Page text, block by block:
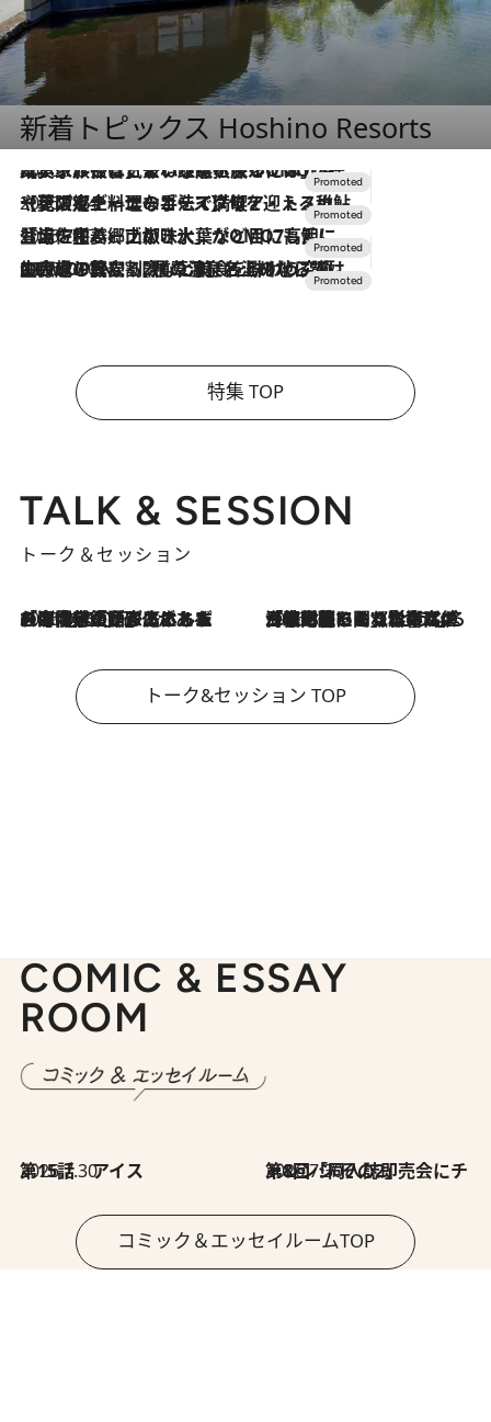
新着トピックス Hoshino Resorts
2026.7.31
【ホテル帰省】という選択肢をOMOが提案。家族とほどよい距離を保つには「昼は実家、夜は気兼ねなくホテルで！」
2026.7.24
【夏限定ディナーコース】旬を迎える稚鮎や花ズッキーニなどをイタリア・トスカーナの郷土料理の手法で満喫！
2026.7.17
「土佐和ハーブかき氷」がOMO7高知に登場！生姜、山椒、大葉など目にも舌にも涼を呼ぶ郷土の味
2026.7.10
NEW OPEN！【界 草津】名湯の地に誕生。趣の異なる2種の温泉と上州ならではの会席・蕎麦割烹など美食を味わう究極の癒やし旅
特集 TOP
TALK & SESSION
トーク＆セッション
2026.8.3
「今後値上げがあるとすれば…」「リスクがあるのは今年の冬」エネルギー専門家が語る、ホルムズ海峡封鎖が家庭にもたらす“ある心配” 2026.8.3
「住宅建てられない…」「サーチャージ料の高値が続いている」ホルムズ海峡封鎖による影響はいつまで続く？《エネルギー専門家に聞く“どうなる日本の暮らし”》
トーク&セッション TOP
COMIC & ESSAY
ROOM
2026.7.30
第15話 アイス 2026.7.30
第8回「同人誌即売会にチャレンジ その2」
コミック＆エッセイルームTOP